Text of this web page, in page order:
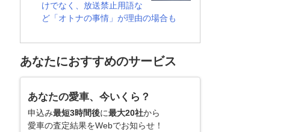
けでなく、放送禁止用語な
ど「オトナの事情」が理由の場合も
あなたにおすすめのサービス
あなたの愛車、今いくら？
申込み最短3時間後に最大20社から
愛車の査定結果をWebでお知らせ！